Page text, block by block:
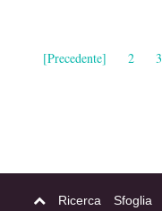
[Precedente] 2 3
Ricerca Sfoglia